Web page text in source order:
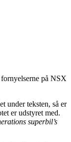
på NSX
under teksten, så er
er udstyret med.
superbil’s